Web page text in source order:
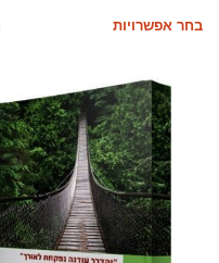
בחר אפשרויות